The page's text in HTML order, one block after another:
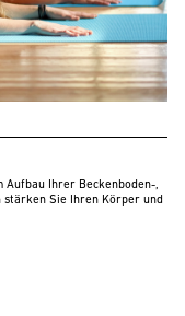
Aufbau Ihrer Beckenboden-,
stärken Sie Ihren Körper und